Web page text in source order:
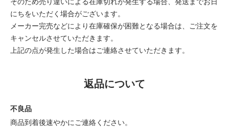
にちをいただく場合がございます。
メーカー完売などにより在庫確保が困難となる場合は、ご注文を
キャンセルさせていただきます。
上記の点が発生した場合はご連絡させていただきます。
返品について
不良品
商品到着後速やかにご連絡ください。